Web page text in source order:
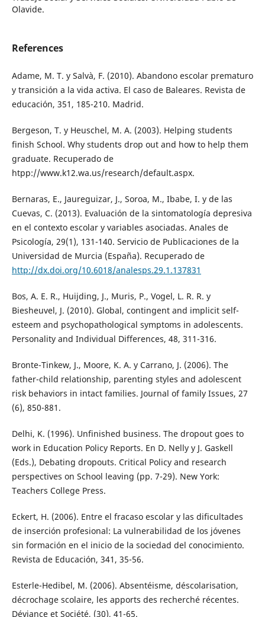
Olavide.
References
Adame, M. T. y Salvà, F. (2010). Abandono escolar prematuro
y transición a la vida activa. El caso de Baleares. Revista de
educación, 351, 185-210. Madrid.
Bergeson, T. y Heuschel, M. A. (2003). Helping students
finish School. Why students drop out and how to help them
graduate. Recuperado de
htpp://www.k12.wa.us/research/default.aspx.
Bernaras, E., Jaureguizar, J., Soroa, M., Ibabe, I. y de las
Cuevas, C. (2013). Evaluación de la sintomatología depresiva
en el contexto escolar y variables asociadas. Anales de
Psicología, 29(1), 131-140. Servicio de Publicaciones de la
Universidad de Murcia (España). Recuperado de
http://dx.doi.org/10.6018/analesps.29.1.137831
Bos, A. E. R., Huijding, J., Muris, P., Vogel, L. R. R. y
Biesheuvel, J. (2010). Global, contingent and implicit self-
esteem and psychopathological symptoms in adolescents.
Personality and Individual Differences, 48, 311-316.
Bronte-Tinkew, J., Moore, K. A. y Carrano, J. (2006). The
father-child relationship, parenting styles and adolescent
risk behaviors in intact families. Journal of family Issues, 27
(6), 850-881.
Delhi, K. (1996). Unfinished business. The dropout goes to
work in Education Policy Reports. En D. Nelly y J. Gaskell
(Eds.), Debating dropouts. Critical Policy and research
perspectives on School leaving (pp. 7-29). New York:
Teachers College Press.
Eckert, H. (2006). Entre el fracaso escolar y las dificultades
de inserción profesional: La vulnerabilidad de los jóvenes
sin formación en el inicio de la sociedad del conocimiento.
Revista de Educación, 341, 35-56.
Esterle-Hedibel, M. (2006). Absentéisme, déscolarisation,
décrochage scolaire, les apports des recherché récentes.
Déviance et Société, (30), 41-65.